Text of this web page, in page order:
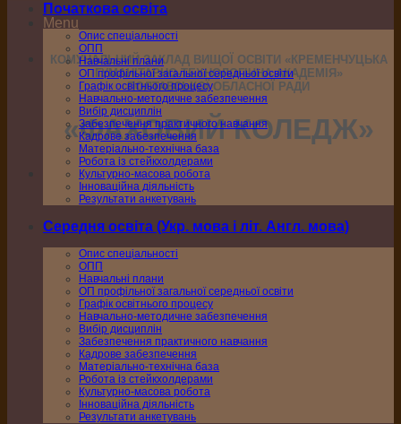
Menu
КОМУНАЛЬНИЙ ЗАКЛАД ВИЩОЇ ОСВІТИ «КРЕМЕНЧУЦЬКА
ГУМАНІТАРНО-ТЕХНОЛОГІЧНА АКАДЕМІЯ»
ПОЛТАВСЬКОЇ ОБЛАСНОЇ РАДИ
«ФАХОВИЙ КОЛЕДЖ»
Початкова освіта
Опис спеціальності
ОПП
Навчальні плани
ОП профільної загальної середньої освіти
Графік освітнього процесу
Навчально-методичне забезпечення
Вибір дисциплін
Забезпечення практичного навчання
Кадрове забезпечення
Матеріально-технічна база
Робота із стейкхолдерами
Культурно-масова робота
Інноваційна діяльність
Результати анкетувань
Середня освіта (Укр. мова і літ. Англ. мова)
Опис спеціальності
ОПП
Навчальні плани
ОП профільної загальної середньої освіти
Графік освітнього процесу
Навчально-методичне забезпечення
Вибір дисциплін
Забезпечення практичного навчання
Кадрове забезпечення
Матеріально-технічна база
Робота із стейкхолдерами
Культурно-масова робота
Інноваційна діяльність
Результати анкетувань